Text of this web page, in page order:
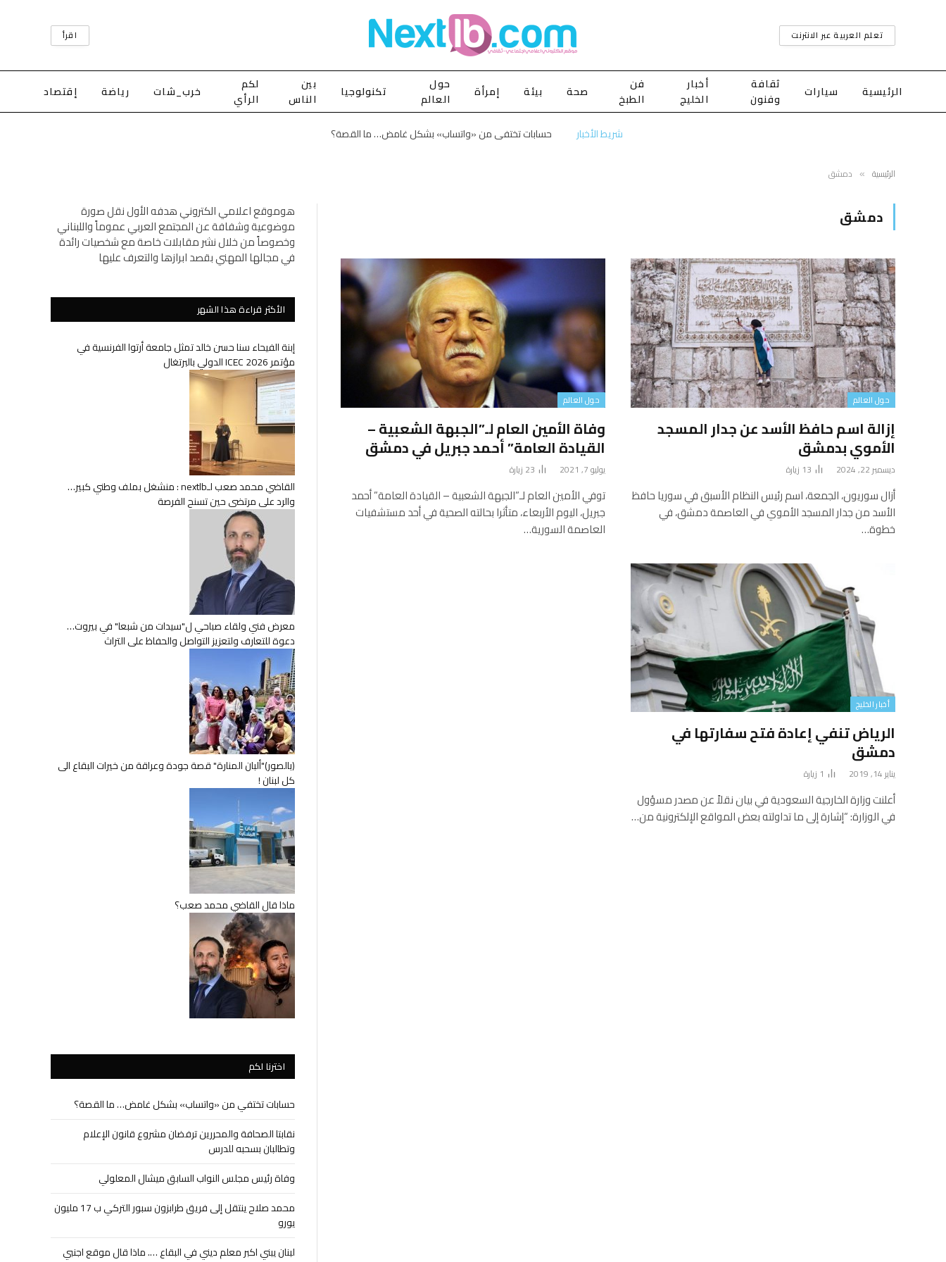
تعلم العربية عبر الانترنت اقرأ
الرئيسية سيارات
ثقافة
وفنون
أخبار
الخليج
فن
الطبخ
صحة بيئة إمرأة
حول
العالم
تكنولوجيا
بين
الناس
لكم
الرأي
خرب_شات رياضة إقتصاد
شريط الأخبار حسابات تختفي من «واتساب» بشكل غامض… ما القصة؟
الرئيسية » دمشق
دمشق
حول العالم
إزالة اسم حافظ الأسد عن جدار المسجد
الأموي بدمشق
ديسمبر 22, 2024 13 زيارة
أزال سوريون، الجمعة، اسم رئيس النظام الأسبق في سوريا حافظ
الأسد من جدار المسجد الأموي في العاصمة دمشق، في
خطوة…
حول العالم
وفاة الأمين العام لـ”الجبهة الشعبية –
القيادة العامة” أحمد جبريل في دمشق
يوليو 7, 2021 23 زيارة
توفي الأمين العام لـ”الجبهة الشعبية – القيادة العامة” أحمد
جبريل، اليوم الأربعاء، متأثرا بحالته الصحية في أحد مستشفيات
العاصمة السورية…
أخبار الخليج
الرياض تنفي إعادة فتح سفارتها في
دمشق
يناير 14, 2019 1 زيارة
أعلنت وزارة الخارجية السعودية في بيان نقلاً عن مصدر مسؤول
في الوزارة: “إشارة إلى ما تداولته بعض المواقع الإلكترونية من…
هوموقع اعلامي الكتروني هدفه الأول نقل صورة
موضوعية وشفافة عن المجتمع العربي عموماً واللبناني
وخصوصاً من خلال نشر مقابلات خاصة مع شخصيات رائدة
في مجالها المهني بقصد ابرازها والتعرف عليها
الأكثر قراءة هذا الشهر
إبنة الفيحاء سنا حسن خالد تمثل جامعة أرتوا الفرنسية في
مؤتمر ICEC 2026 الدولي بالبرتغال
القاضي محمد صعب لـnextlb : منشغل بملف وطني كبير…
والرد على مرتضى حين تسنح الفرصة
معرض فني ولقاء صباحي ل"سيدات من شبعا" في بيروت…
دعوة للتعارف ولتعزيز التواصل والحفاظ على التراث
(بالصور)"ألبان المنارة" قصة جودة وعراقة من خيرات البقاع الى
كل لبنان !
ماذا قال القاضي محمد صعب؟
اخترنا لكم
حسابات تختفي من «واتساب» بشكل غامض… ما القصة؟
نقابتا الصحافة والمحررين ترفضان مشروع قانون الإعلام
وتطالبان بسحبه للدرس
وفاة رئيس مجلس النواب السابق ميشال المعلولي
محمد صلاح ينتقل إلى فريق طرابزون سبور التركي ب 17 مليون
يورو
لبنان يبني اكبر معلم ديني في البقاع …. ماذا قال موقع اجنبي